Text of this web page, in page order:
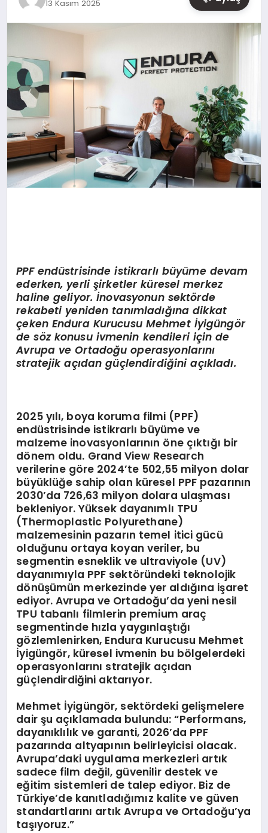
13 Kasım 2025
PPF endüstrisinde istikrarlı büyüme devam
ederken, yerli şirketler küresel merkez
haline geliyor. İnovasyonun sektörde
rekabeti yeniden tanımladığına dikkat
çeken Endura Kurucusu Mehmet İyigüngör
de söz konusu ivmenin kendileri için de
Avrupa ve Ortadoğu operasyonlarını
stratejik açıdan güçlendirdiğini açıkladı.
2025 yılı, boya koruma filmi (PPF)
endüstrisinde istikrarlı büyüme ve
malzeme inovasyonlarının öne çıktığı bir
dönem oldu. Grand View Research
verilerine göre 2024’te 502,55 milyon dolar
büyüklüğe sahip olan küresel PPF pazarının
2030’da 726,63 milyon dolara ulaşması
bekleniyor. Yüksek dayanımlı TPU
(Thermoplastic Polyurethane)
malzemesinin pazarın temel itici gücü
olduğunu ortaya koyan veriler, bu
segmentin esneklik ve ultraviyole (UV)
dayanımıyla PPF sektöründeki teknolojik
dönüşümün merkezinde yer aldığına işaret
ediyor. Avrupa ve Ortadoğu’da yeni nesil
TPU tabanlı filmlerin premium araç
segmentinde hızla yaygınlaştığı
gözlemlenirken, Endura Kurucusu Mehmet
İyigüngör, küresel ivmenin bu bölgelerdeki
operasyonlarını stratejik açıdan
güçlendirdiğini aktarıyor.
Mehmet İyigüngör, sektördeki gelişmelere
dair şu açıklamada bulundu: “Performans,
dayanıklılık ve garanti, 2026’da PPF
pazarında altyapının belirleyicisi olacak.
Avrupa’daki uygulama merkezleri artık
sadece film değil, güvenilir destek ve
eğitim sistemleri de talep ediyor. Biz de
Türkiye’de kanıtladığımız kalite ve güven
standartlarını artık Avrupa ve Ortadoğu’ya
taşıyoruz.”